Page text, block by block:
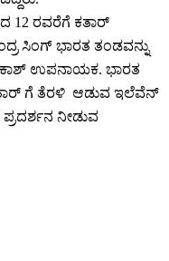
12 ರವರೆಗೆ ಕತಾರ್
ಸಿಂಗ್ ಭಾರತ ತಂಡವನ್ನು
ಉಪನಾಯಕ. ಭಾರತ
ಗೆ ತೆರಳಿ ಆಡುವ ಇಲೆವೆನ್
ಪ್ರದರ್ಶನ ನೀಡುವ